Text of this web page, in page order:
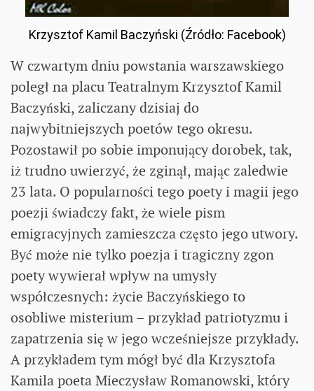
Krzysztof Kamil Baczyński (Źródło: Facebook)
W czwartym dniu powstania warszawskiego
poległ na placu Teatralnym Krzysztof Kamil
Baczyński, zaliczany dzisiaj do
najwybitniejszych poetów tego okresu.
Pozostawił po sobie imponujący dorobek, tak,
iż trudno uwierzyć, że zginął, mając zaledwie
23 lata. O popularności tego poety i magii jego
poezji świadczy fakt, że wiele pism
emigracyjnych zamieszcza często jego utwory.
Być może nie tylko poezja i tragiczny zgon
poety wywierał wpływ na umysły
współczesnych: życie Baczyńskiego to
osobliwe misterium – przykład patriotyzmu i
zapatrzenia się w jego wcześniejsze przykłady.
A przykładem tym mógł być dla Krzysztofa
Kamila poeta Mieczysław Romanowski, który